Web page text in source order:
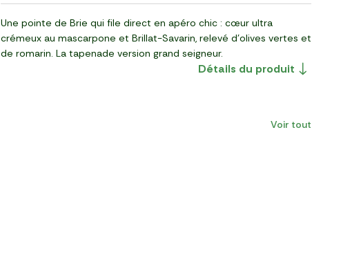
Une pointe de Brie qui file direct en apéro chic : cœur ultra
crémeux au mascarpone et Brillat-Savarin, relevé d’olives vertes et
de romarin. La tapenade version grand seigneur.
Détails du produit
Voir tout